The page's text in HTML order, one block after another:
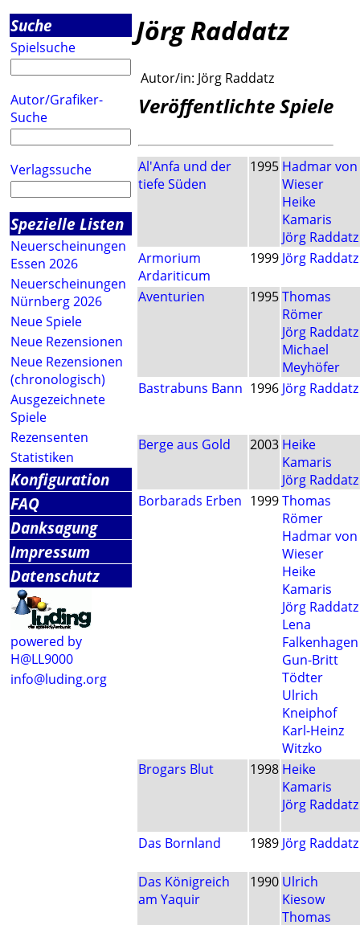
Suche
Spielsuche
Autor/Grafiker-
Suche
Verlagssuche
Spezielle Listen
Neuerscheinungen
Essen 2026
Neuerscheinungen
Nürnberg 2026
Neue Spiele
Neue Rezensionen
Neue Rezensionen
(chronologisch)
Ausgezeichnete
Spiele
Rezensenten
Statistiken
Konfiguration
FAQ
Danksagung
Impressum
Datenschutz
powered by
H@LL9000
info@luding.org
Jörg Raddatz
Autor/in: Jörg Raddatz
Veröffentlichte Spiele
Al'Anfa und der
tiefe Süden
1995 Hadmar von
Wieser
Heike
Kamaris
Jörg Raddatz
Armorium
Ardariticum
1999 Jörg Raddatz
Aventurien 1995Thomas
Römer
Jörg Raddatz
Michael
Meyhöfer
Bastrabuns Bann 1996 Jörg Raddatz
Berge aus Gold 2003 Heike
Kamaris
Jörg Raddatz
Borbarads Erben 1999Thomas
Römer
Hadmar von
Wieser
Heike
Kamaris
Jörg Raddatz
Lena
Falkenhagen
Gun-Britt
Tödter
Ulrich
Kneiphof
Karl-Heinz
Witzko
Brogars Blut
1998 Heike
Kamaris
Jörg Raddatz
Das Bornland 1989 Jörg Raddatz
Das Königreich
am Yaquir
1990 Ulrich
Kiesow
Thomas